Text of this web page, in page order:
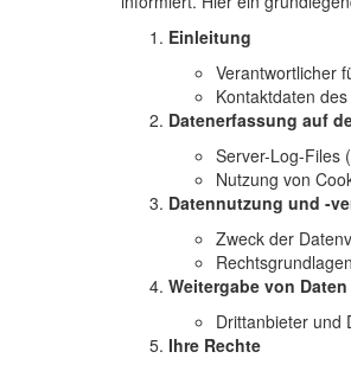
Einleitung
Verantwortlicher
Kontaktdaten
Datenerfassung auf
Server-Log-Files
Nutzung von
Datennutzung und -
Zweck der
Weitergabe von Daten
Drittanbieter und
Ihre Rechte